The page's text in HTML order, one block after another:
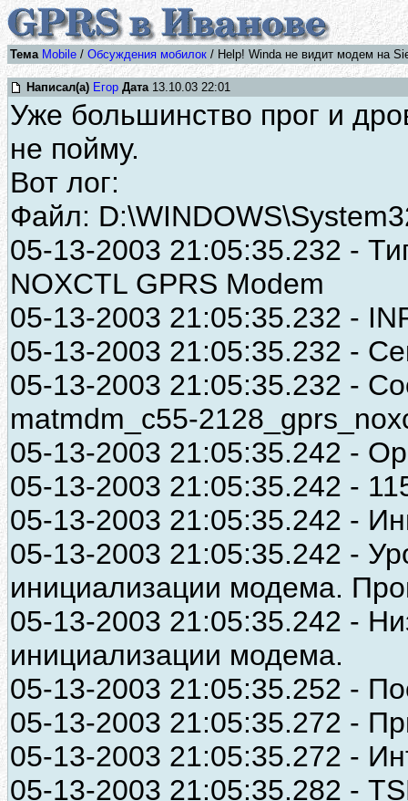
Тема Mobile / Обсуждения мобилок / Help! Winda не видит модем на
Написал(а) Егор Дата13.10.03 22:01
Уже большинство прог и
не пойму.
Вот лог:
Файл:
05-13-2003 21:05:35.232 -
NOXCTL GPRS Modem
05-13-2003 21:05:35.232 -
05-13-2003 21:05:35.232 -
05-13-2003 21:05:35.232 -
matmdm_c55-
05-13-2003 21:05:35.242 -
05-13-2003 21:05:35.242 -
05-13-2003 21:05:35.242 -
05-13-2003 21:05:35.242 -
инициализации модема.
05-13-2003 21:05:35.242 -
инициализации модема.
05-13-2003 21:05:35.252 -
05-13-2003 21:05:35.272 -
05-13-2003 21:05:35.272 -
05-13-2003 21:05:35.282 -